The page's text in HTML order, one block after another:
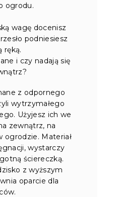
ogrodu.
wagę docenisz
podniesiesz
ręką.
i czy nadają się
z odpornego
wytrzymałego
Użyjesz ich we
zewnątrz, na
ogrodzie. Materiał
wystarczy
ściereczką.
z wyższym
oparcie dla